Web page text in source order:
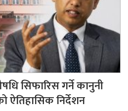
सिफारिस गर्ने कानुनी
ऐतिहासिक निर्देशन